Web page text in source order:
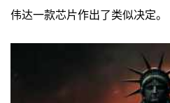
伟达一款芯片作出了类似决定。